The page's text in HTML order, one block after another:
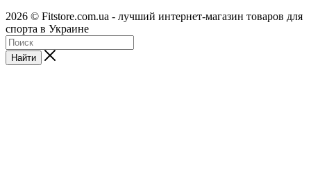
2026 © Fitstore.com.ua - лучший интернет-магазин товаров для
спорта в Украине
Найти